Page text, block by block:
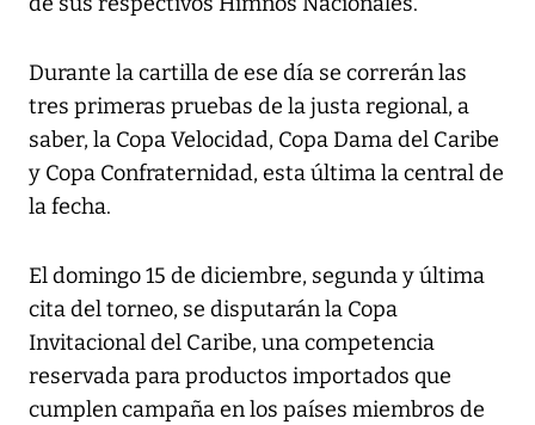
Durante la cartilla de ese día se correrán las
tres primeras pruebas de la justa regional, a
saber, la Copa Velocidad, Copa Dama del Caribe
y Copa Confraternidad, esta última la central de
la fecha.
El domingo 15 de diciembre, segunda y última
cita del torneo, se disputarán la Copa
Invitacional del Caribe, una competencia
reservada para productos importados que
cumplen campaña en los países miembros de